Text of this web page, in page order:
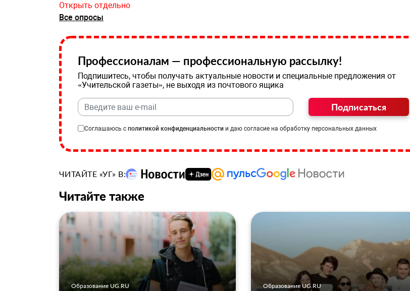
Открыть отдельно
Все опросы
Профессионалам — профессиональную рассылку!
Подпишитесь, чтобы получать актуальные новости и специальные предложения от
«Учительской газеты», не выходя из почтового ящика
Подписаться
Соглашаюсь с политикой конфиденциальности и даю согласие на обработку персональных данных
ЧИТАЙТЕ «УГ» В:
Читайте также
Образование UG.RU Образование UG.RU